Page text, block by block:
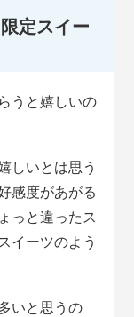
定スイー
うと嬉しいの
しいとは思う
感度があがる
っと違ったス
イーツのよう
いと思うの